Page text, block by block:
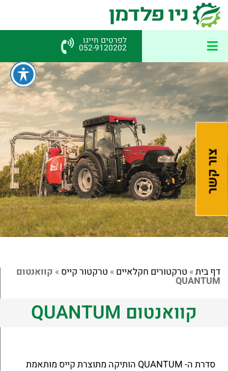
לפרטים חייגו
052-9120202
דף בית» טרקטורים חקלאיים» טרקטור קייס» קוואנטום
QUANTUM
קוואנטום QUANTUM
סדרת ה- QUANTUM הותיקה מתוצרת קייס מותאמת
צור קשר